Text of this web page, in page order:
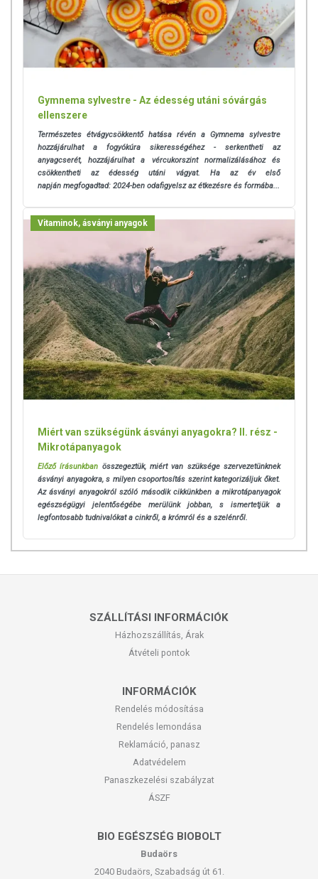
termékfotókat, tápérték-, összetétel-, és allergén információkat is) csak
tájékoztató jellegűek, a tényleges értékek eltérhetnek az élelmiszerek
természetéből adódóan. A friss, aktuális információkat a termékek
csomagolásán találják meg.
A termék nem helyettesíti a kiegyensúlyozott, vegyes étrendet és az
egészséges életmódot! A termék nem gyógyít betegségeket! A termék
használatát beszélje meg kezelőorvosával. Az ajánlott napi
fogyasztási mennyiséget ne lépje túl! Ne szedje a készítményt, ha az
összetevők bármelyikére érzékeny vagy allergiás! Kisgyermektől
elzárva tartandó!
Az étrend-kiegészítők az érvényben levő európai uniós szabályozás
szerint élelmiszereknek minősülnek, amelyek a hagyományos étrend
kiegészítését szolgálják, és koncentrált formában tartalmaznak
tápanyagokat. Bár az étrend-kiegészítők kedvező élettani
hatással rendelkezhetnek, amely egyénenként eltérő lehet, jelölésük,
megjelenítésük, és reklámozásuk során nem engedélyezett a
készítményeknek betegséget megelőző vagy gyógyító
hatást tulajdonítani.
Gymnema sylvestre - Az édesség utáni sóvárgás
ellenszere
Természetes étvágycsökkentő hatása révén a Gymnema sylvestre
hozzájárulhat a fogyókúra sikerességéhez - serkentheti az
anyagcserét, hozzájárulhat a vércukorszint normalizálásához és
csökkentheti az édesség utáni vágyat. Ha az év első
napján megfogadtad: 2024-ben odafigyelsz az étkezésre és formába...
Vitaminok, ásványi anyagok
Miért van szükségünk ásványi anyagokra? II. rész -
Mikrotápanyagok
Előző írásunkban összegeztük, miért van szüksége szervezetünknek
ásványi anyagokra, s milyen csoportosítás szerint kategorizáljuk őket.
Az ásványi anyagokról szóló második cikkünkben a mikrotápanyagok
egészségügyi jelentőségébe merülünk jobban, s ismertetjük a
legfontosabb tudnivalókat a cinkről, a krómról és a szelénről.
SZÁLLÍTÁSI INFORMÁCIÓK
Házhozszállítás, Árak
Átvételi pontok
INFORMÁCIÓK
Rendelés módosítása
Rendelés lemondása
Reklamáció, panasz
Adatvédelem
Panaszkezelési szabályzat
ÁSZF
BIO EGÉSZSÉG BIOBOLT
Budaörs
2040 Budaörs, Szabadság út 61.